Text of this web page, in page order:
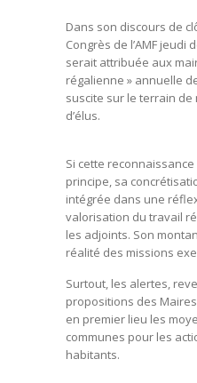
Dans son discours de
Congrès de l’AMF jeudi
serait attribuée aux
régalienne » annuelle
suscite sur le terrain
d’élus.
Si cette
principe, sa
intégrée dans une
valorisation du travail
les adjoints. Son
réalité des missions
Surtout, les alertes,
propositions des
en premier lieu les
communes pour les
habitants.